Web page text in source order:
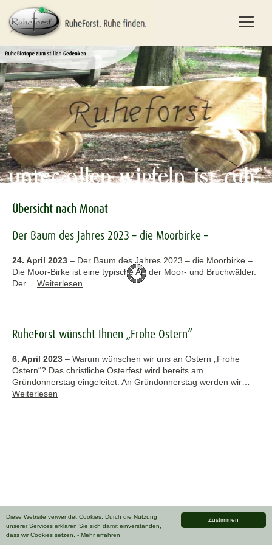
Zustimmen
Diese Website verwendet Cookies. Durch die Nutzung
unserer Services erklären Sie sich damit einverstanden,
dass wir Cookies setzen. - Mehr erfahren
Übersicht nach Monat
Der Baum des Jahres 2023 – die Moorbirke –
24. April 2023 – Der Baum des Jahres 2023 – die Moorbirke –
Die Moor-Birke ist eine typische Art der Moor- und Bruchwälder.
Der… Weiterlesen
RuheForst wünscht Ihnen „Frohe Ostern“
6. April 2023 – Warum wünschen wir uns an Ostern „Frohe
Ostern“? Das christliche Osterfest wird bereits am
Gründonnerstag eingeleitet. An Gründonnerstag werden wir…
Weiterlesen